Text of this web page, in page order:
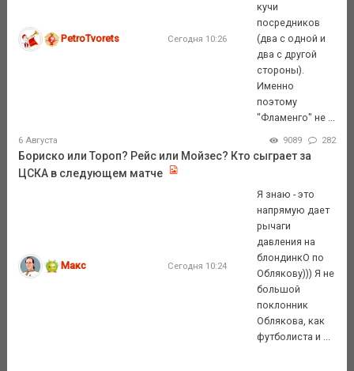
PetroTvorets Сегодня 10:26
кучи
посредников
(два с одной и
два с другой
стороны).
Именно
поэтому
"Фламенго" не ...
6 Августа 9089 282
Бориско или Тороп? Рейс или Мойзес? Кто сыграет за
ЦСКА в следующем матче
Макс Сегодня 10:24
Я знаю - это
напрямую дает
рычаги
давления на
блондинкО по
Облякову))) Я не
большой
поклонник
Облякова, как
футболиста и ...